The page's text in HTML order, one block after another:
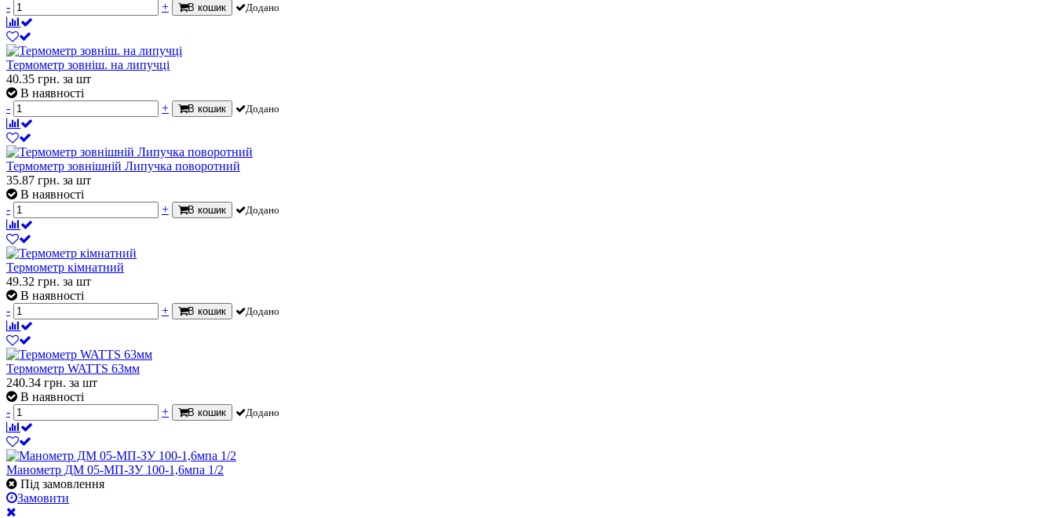
-
+ В кошик Додано
Термометр зовніш. на липучці
40.35 грн. за шт
В наявності
-
+ В кошик Додано
Термометр зовнішній Липучка поворотний
35.87 грн. за шт
В наявності
-
+ В кошик Додано
Термометр кімнатний
49.32 грн. за шт
В наявності
-
+ В кошик Додано
Термометр WATTS 63мм
240.34 грн. за шт
В наявності
-
+ В кошик Додано
Манометр ДМ 05-МП-ЗУ 100-1,6мпа 1/2
Під замовлення
Замовити